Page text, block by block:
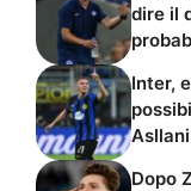
dire il
Inter,
Dopo